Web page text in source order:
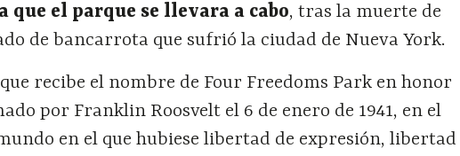
que el parque se llevara a cabo, tras la muerte de
de bancarrota que sufrió la ciudad de Nueva York.
recibe el nombre de Four Freedoms Park en honor
por Franklin Roosvelt el 6 de enero de 1941, en el
en el que hubiese libertad de expresión, libertad